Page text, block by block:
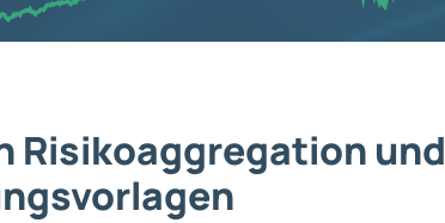
Risikoaggregation und